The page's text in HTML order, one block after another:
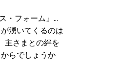
・フォーム』…
湧いてくるのは
主さまとの絆を
らでしょうか